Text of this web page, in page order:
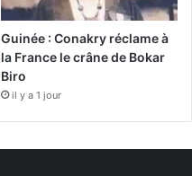
Guinée : Conakry réclame à
la France le crâne de Bokar
Biro
il y a 1 jour